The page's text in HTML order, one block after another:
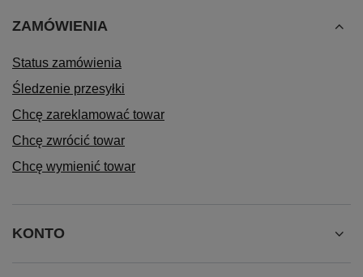
ZAMÓWIENIA
Status zamówienia
Śledzenie przesyłki
Chcę zareklamować towar
Chcę zwrócić towar
Chcę wymienić towar
KONTO